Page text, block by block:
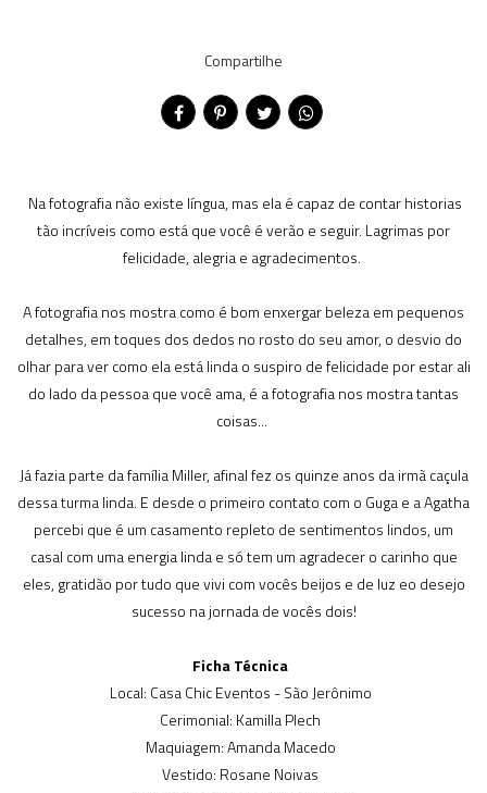
Compartilhe
Na fotografia não existe língua, mas ela é capaz de contar historias
tão incríveis como está que você é verão e seguir. Lagrimas por
felicidade, alegria e agradecimentos.
A fotografia nos mostra como é bom enxergar beleza em pequenos
detalhes, em toques dos dedos no rosto do seu amor, o desvio do
olhar para ver como ela está linda o suspiro de felicidade por estar ali
do lado da pessoa que você ama, é a fotografia nos mostra tantas
coisas...
Já fazia parte da família Miller, afinal fez os quinze anos da irmã caçula
dessa turma linda. E desde o primeiro contato com o Guga e a Agatha
percebi que é um casamento repleto de sentimentos lindos, um
casal com uma energia linda e só tem um agradecer o carinho que
eles, gratidão por tudo que vivi com vocês beijos e de luz eo desejo
sucesso na jornada de vocês dois!
Ficha Técnica
Local: Casa Chic Eventos - São Jerônimo
Cerimonial: Kamilla Plech
Maquiagem: Amanda Macedo
Vestido: Rosane Noivas